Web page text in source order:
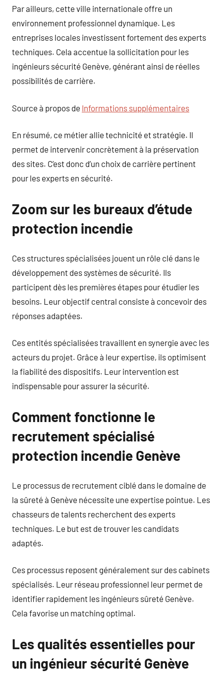
Par ailleurs, cette ville internationale offre un
environnement professionnel dynamique. Les
entreprises locales investissent fortement des experts
techniques. Cela accentue la sollicitation pour les
ingénieurs sécurité Genève, générant ainsi de réelles
possibilités de carrière.
Source à propos de Informations supplémentaires
En résumé, ce métier allie technicité et stratégie. Il
permet de intervenir concrètement à la préservation
des sites. C’est donc d’un choix de carrière pertinent
pour les experts en sécurité.
Zoom sur les bureaux d’étude
protection incendie
Ces structures spécialisées jouent un rôle clé dans le
développement des systèmes de sécurité. Ils
participent dès les premières étapes pour étudier les
besoins. Leur objectif central consiste à concevoir des
réponses adaptées.
Ces entités spécialisées travaillent en synergie avec les
acteurs du projet. Grâce à leur expertise, ils optimisent
la fiabilité des dispositifs. Leur intervention est
indispensable pour assurer la sécurité.
Comment fonctionne le
recrutement spécialisé
protection incendie Genève
Le processus de recrutement ciblé dans le domaine de
la sûreté à Genève nécessite une expertise pointue. Les
chasseurs de talents recherchent des experts
techniques. Le but est de trouver les candidats
adaptés.
Ces processus reposent généralement sur des cabinets
spécialisés. Leur réseau professionnel leur permet de
identifier rapidement les ingénieurs sûreté Genève.
Cela favorise un matching optimal.
Les qualités essentielles pour
un ingénieur sécurité Genève